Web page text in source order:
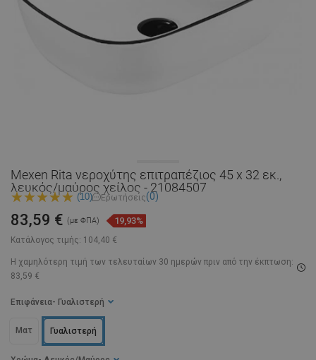
Mexen Rita νεροχύτης επιτραπέζιος 45 x 32 εκ.,
λευκός/μαύρος χείλος - 21084507
(10) Ερωτήσεις(0)
Κατάλογος τιμής: 104,40 €
83,59 € (με ΦΠΑ) 19,93%
Η χαμηλότερη τιμή των τελευταίων 30 ημερών πριν από την έκπτωση:
83,59 €
Επιφάνεια - Γυαλιστερή
Ματ Γυαλιστερή